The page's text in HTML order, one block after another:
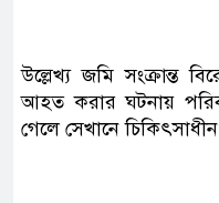
উল্লেখ্য জমি সংক্রান্ত
আহত করার ঘটনায়
গেলে সেখানে